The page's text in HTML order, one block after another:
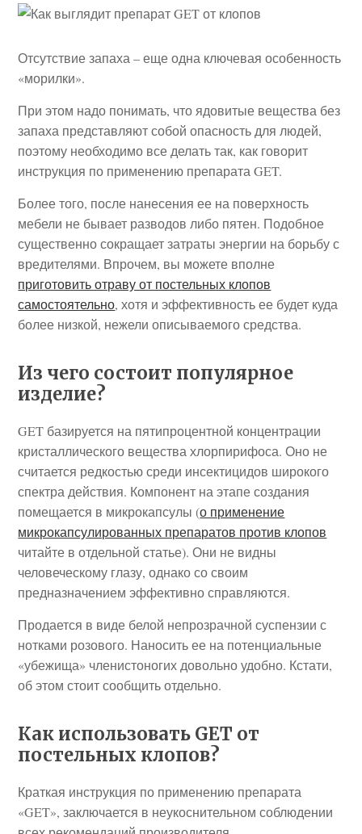
Отсутствие запаха – еще одна ключевая особенность
«морилки».
При этом надо понимать, что ядовитые вещества без
запаха представляют собой опасность для людей,
поэтому необходимо все делать так, как говорит
инструкция по применению препарата GET.
Более того, после нанесения ее на поверхность
мебели не бывает разводов либо пятен. Подобное
существенно сокращает затраты энергии на борьбу с
вредителями. Впрочем, вы можете вполне
приготовить отраву от постельных клопов
самостоятельно, хотя и эффективность ее будет куда
более низкой, нежели описываемого средства.
Из чего состоит популярное
изделие?
GET базируется на пятипроцентной концентрации
кристаллического вещества хлорпирифоса. Оно не
считается редкостью среди инсектицидов широкого
спектра действия. Компонент на этапе создания
помещается в микрокапсулы (о применение
микрокапсулированных препаратов против клопов
читайте в отдельной статье). Они не видны
человеческому глазу, однако со своим
предназначением эффективно справляются.
Продается в виде белой непрозрачной суспензии с
нотками розового. Наносить ее на потенциальные
«убежища» членистоногих довольно удобно. Кстати,
об этом стоит сообщить отдельно.
Как использовать GET от
постельных клопов?
Краткая инструкция по применению препарата
«GET», заключается в неукоснительном соблюдении